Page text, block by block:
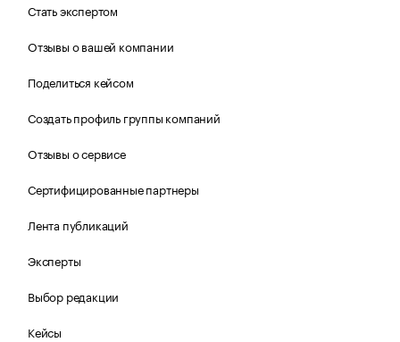
Стать экспертом
Отзывы о вашей компании
Поделиться кейсом
Создать профиль группы компаний
Отзывы о сервисе
Сертифицированные партнеры
Лента публикаций
Эксперты
Выбор редакции
Кейсы